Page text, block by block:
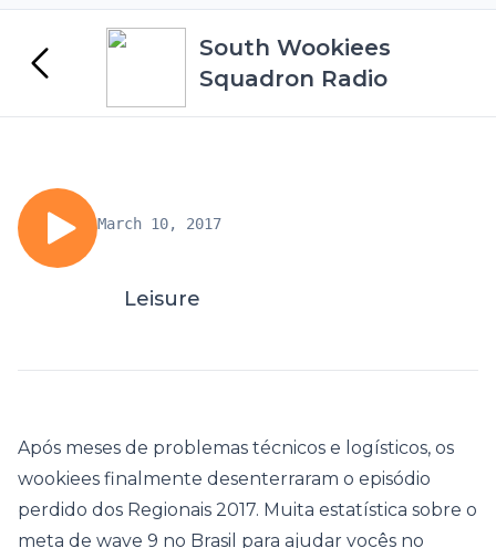
South Wookiees
Squadron Radio
March 10, 2017
Leisure
Após meses de problemas técnicos e logísticos, os
wookiees finalmente desenterraram o episódio
perdido dos Regionais 2017. Muita estatística sobre o
meta de wave 9 no Brasil para ajudar vocês no